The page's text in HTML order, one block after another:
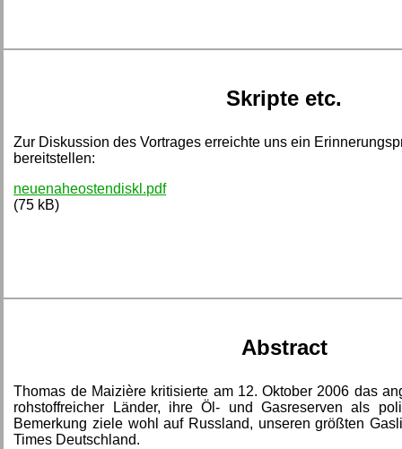
Skripte etc.
Zur Diskussion des Vortrages erreichte uns ein
bereitstellen:
neuenaheostendiskl.pdf
(75 kB)
Abstract
Thomas de Maizière kritisierte am 12. Oktober 2006 das
rohstoffreicher Länder, ihre Öl- und Gasreserven als
Bemerkung ziele wohl auf Russland, unseren größten
Times Deutschland.